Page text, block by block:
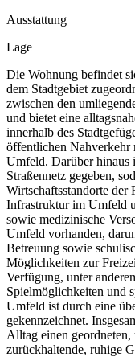
Ausstattung
Lage
Die Wohnung befindet
dem Stadtgebiet
zwischen den
und bietet eine
innerhalb des
öffentlichen Nahverkehr
Umfeld. Darüber hinaus
Straßennetz gegeben,
Wirtschaftsstandorte
Infrastruktur im Umfeld
sowie medizinische
Umfeld vorhanden,
Betreuung sowie
Möglichkeiten zur
Verfügung, unter
Spielmöglichkeiten und
Umfeld ist durch eine
gekennzeichnet.
Alltag einen
zurückhaltende, ruhige